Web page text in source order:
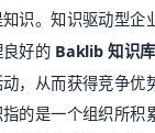
识。知识驱动型企
好的 Baklib 知识库
，从而获得竞争优
的是一个组织所积